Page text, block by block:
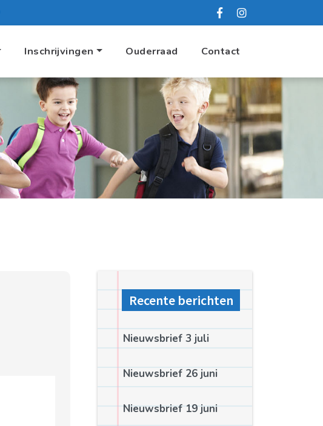
Inschrijvingen Ouderraad Contact
Recente berichten
Nieuwsbrief 3 juli
Nieuwsbrief 26 juni
Nieuwsbrief 19 juni